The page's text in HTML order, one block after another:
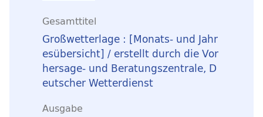
Gesamttitel
Großwetterlage : [Monats- und Jahr
esübersicht] / erstellt durch die Vor
hersage- und Beratungszentrale, D
eutscher Wetterdienst
Ausgabe